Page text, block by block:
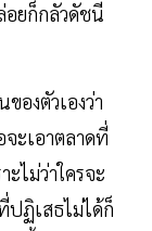
อยก็กลัวดัชนี
องตัวเองว่า
ะเอาตลาดที่
ไม่ว่าใครจะ
ปฏิเสธไม่ได้ก็